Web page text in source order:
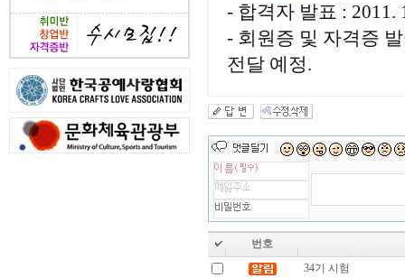
- 합격자 발표 :
- 회원증 및 자격증
전달 예정.
번호
34기 시험